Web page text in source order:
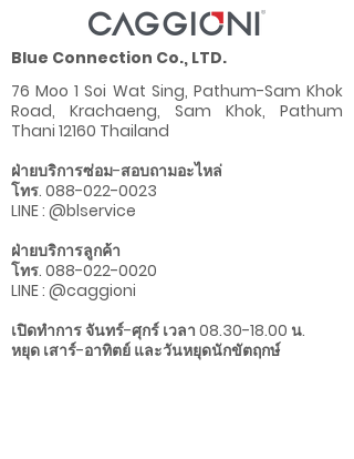
Blue Connection Co., LTD.
76 Moo 1 Soi Wat Sing, Pathum-Sam Khok
Road, Krachaeng, Sam Khok, Pathum
Thani 12160 Thailand
ฝ่ายบริการซ่อม-สอบถามอะไหล่
โทร. 088-022-0023
LINE : @blservice
ฝ่ายบริการ​ลูกค้า
โทร. 088-022-0020
LINE : @caggioni
เปิดทำการ จันทร์-ศุกร์ เวลา 08.30-18.00 น.
หยุด เสาร์-อาทิตย์ และวันหยุดนักขัตฤกษ์